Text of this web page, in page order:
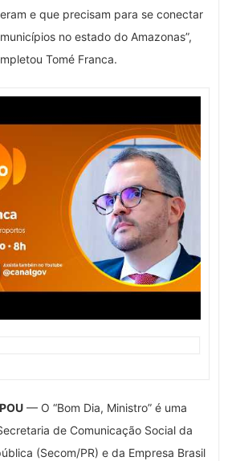
e que precisam para se conectar
no estado do Amazonas”,
Tomé Franca.
— O “Bom Dia, Ministro” é uma
de Comunicação Social da
(Secom/PR) e da Empresa Brasil